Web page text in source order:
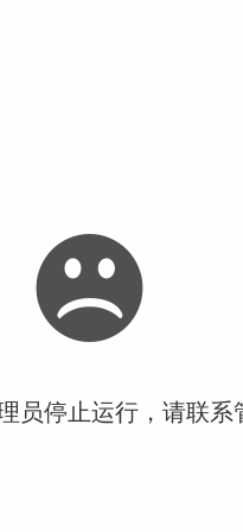
员停止运行，请联系